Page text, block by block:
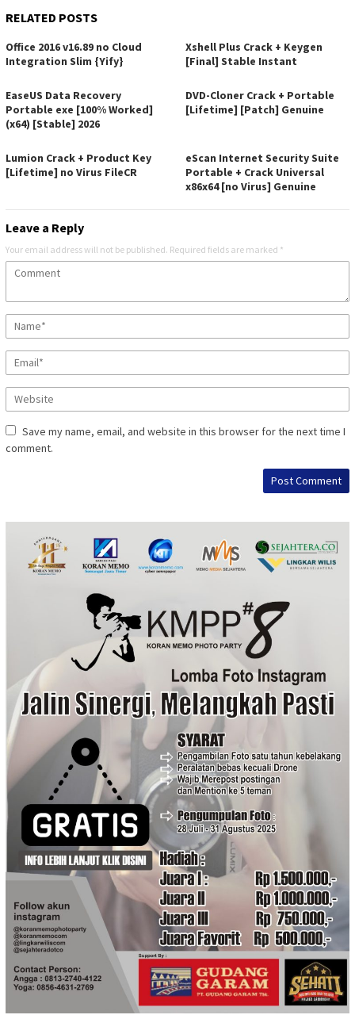
RELATED POSTS
Office 2016 v16.89 no Cloud
Integration Slim {Yify}
Xshell Plus Crack + Keygen
[Final] Stable Instant
EaseUS Data Recovery
Portable exe [100% Worked]
(x64) [Stable] 2026
DVD-Cloner Crack + Portable
[Lifetime] [Patch] Genuine
Lumion Crack + Product Key
[Lifetime] no Virus FileCR
eScan Internet Security Suite
Portable + Crack Universal
x86x64 [no Virus] Genuine
Leave a Reply
Your email address will not be published. Required fields are marked *
Save my name, email, and website in this browser for the next time I
comment.